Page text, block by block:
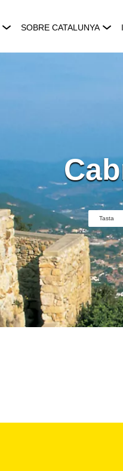
SOBRE CATALUNYA
Tasta